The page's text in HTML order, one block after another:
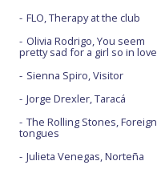
FLO, Therapy at the club
Olivia Rodrigo, You seem
pretty sad for a girl so in love
Sienna Spiro, Visitor
Jorge Drexler, Taracá
The Rolling Stones, Foreign
tongues
Julieta Venegas, Norteña